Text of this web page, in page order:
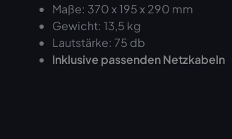
Maße: 370 x 195 x 290 mm
Gewicht: 13,5 kg
Lautstärke: 75 db
Inklusive passenden Netzkabeln